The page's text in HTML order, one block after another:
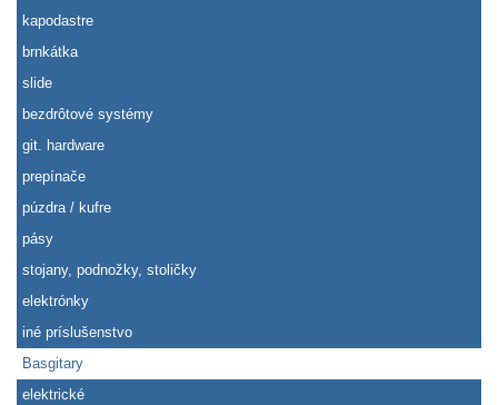
kapodastre
brnkátka
slide
bezdrôtové systémy
git. hardware
prepínače
púzdra / kufre
pásy
stojany, podnožky, stoličky
elektrónky
iné príslušenstvo
Basgitary
elektrické